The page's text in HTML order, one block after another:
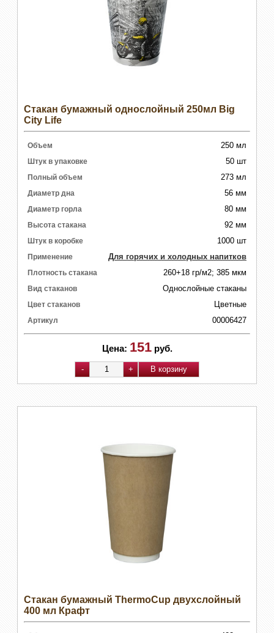
Стакан бумажный однослойный 250мл Big
City Life
Объем 250 мл
Штук в упаковке 50 шт
Полный объем 273 мл
Диаметр дна 56 мм
Диаметр горла 80 мм
Высота стакана 92 мм
Штук в коробке 1000 шт
Применение Для горячих и холодных напитков
Плотность стакана 260+18 гр/м2; 385 мкм
Вид стаканов Однослойные стаканы
Цвет стаканов Цветные
Артикул 00006427
Цена: 151 руб.
Стакан бумажный ThermoCup двухслойный
400 мл Крафт